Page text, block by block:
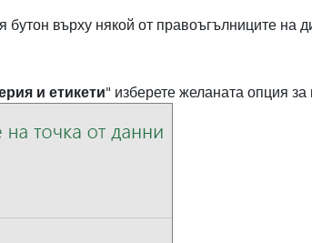
бутон върху някой от правоъгълниците на
и етикети" изберете желаната опция за